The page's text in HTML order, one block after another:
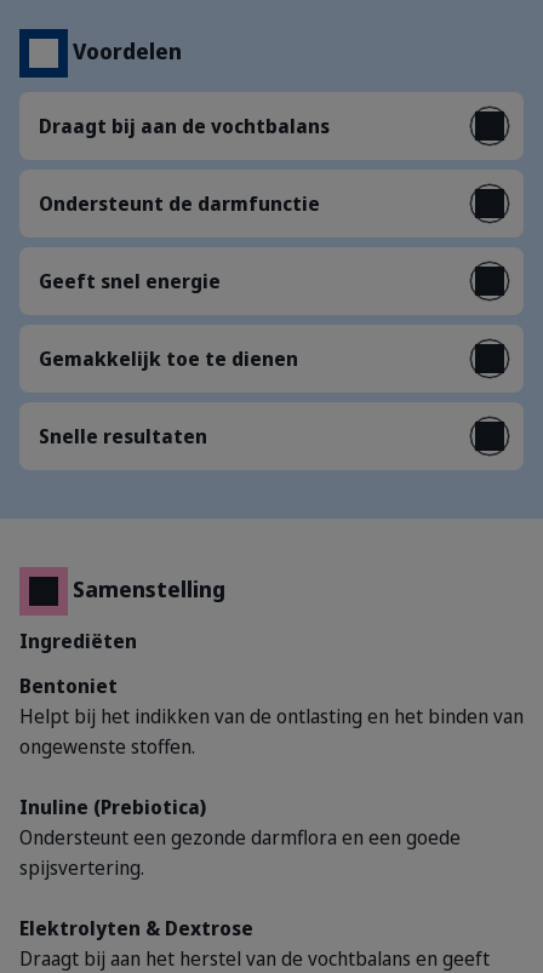
Voordelen
Draagt bij aan de vochtbalans
Ondersteunt de darmfunctie
Geeft snel energie
Gemakkelijk toe te dienen
Snelle resultaten
Samenstelling
Ingrediëten
Bentoniet
Helpt bij het indikken van de ontlasting en het binden van
ongewenste stoffen.
Inuline (Prebiotica)
Ondersteunt een gezonde darmflora en een goede
spijsvertering.
Elektrolyten & Dextrose
Draagt bij aan het herstel van de vochtbalans en geeft